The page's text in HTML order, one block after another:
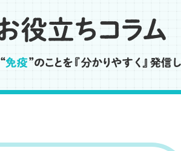
胞のはたらき
には
ティスプラズマの効果
する効果
学術報
学術
外部